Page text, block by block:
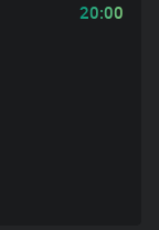
20:00